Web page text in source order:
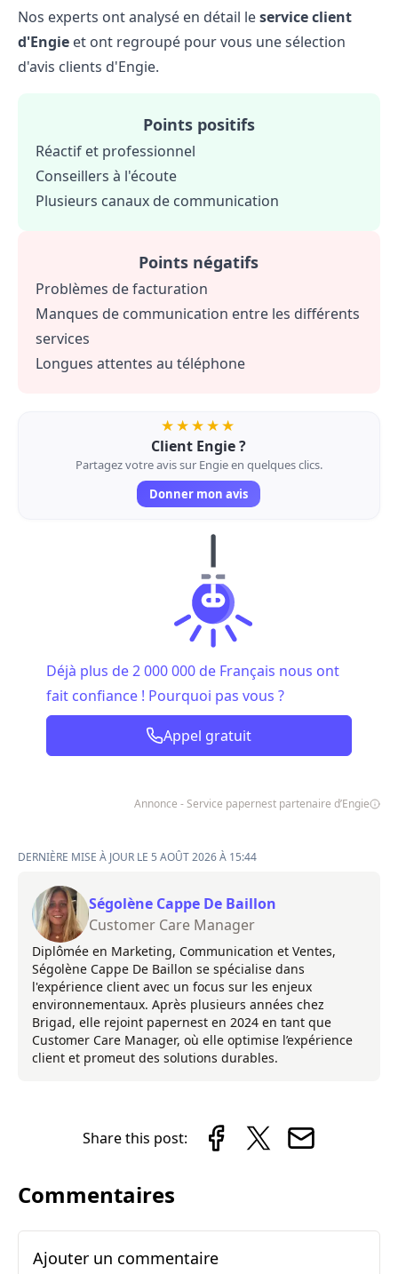
Nos experts ont analysé en détail leservice client
d'Engie et ont regroupé pour vous une sélection
d'avis clients d'Engie.
Points positifs
Réactif et professionnel
Conseillers à l'écoute
Plusieurs canaux de communication
Points négatifs
Problèmes de facturation
Manques de communication entre les différents
services
Longues attentes au téléphone
★★★★★
Client Engie ?
Partagez votre avis sur Engie en quelques clics.
Donner mon avis
Déjà plus de 2 000 000 de Français nous ont
fait confiance ! Pourquoi pas vous ?
Appel gratuit
Annonce - Service papernest partenaire d’Engie
DERNIÈRE MISE À JOUR LE 5 AOÛT 2026 À 15:44
Ségolène Cappe De Baillon
Customer Care Manager
Diplômée en Marketing, Communication et Ventes,
Ségolène Cappe De Baillon se spécialise dans
l'expérience client avec un focus sur les enjeux
environnementaux. Après plusieurs années chez
Brigad, elle rejoint papernest en 2024 en tant que
Customer Care Manager, où elle optimise l’expérience
client et promeut des solutions durables.
Share this post:
Commentaires
Ajouter un commentaire